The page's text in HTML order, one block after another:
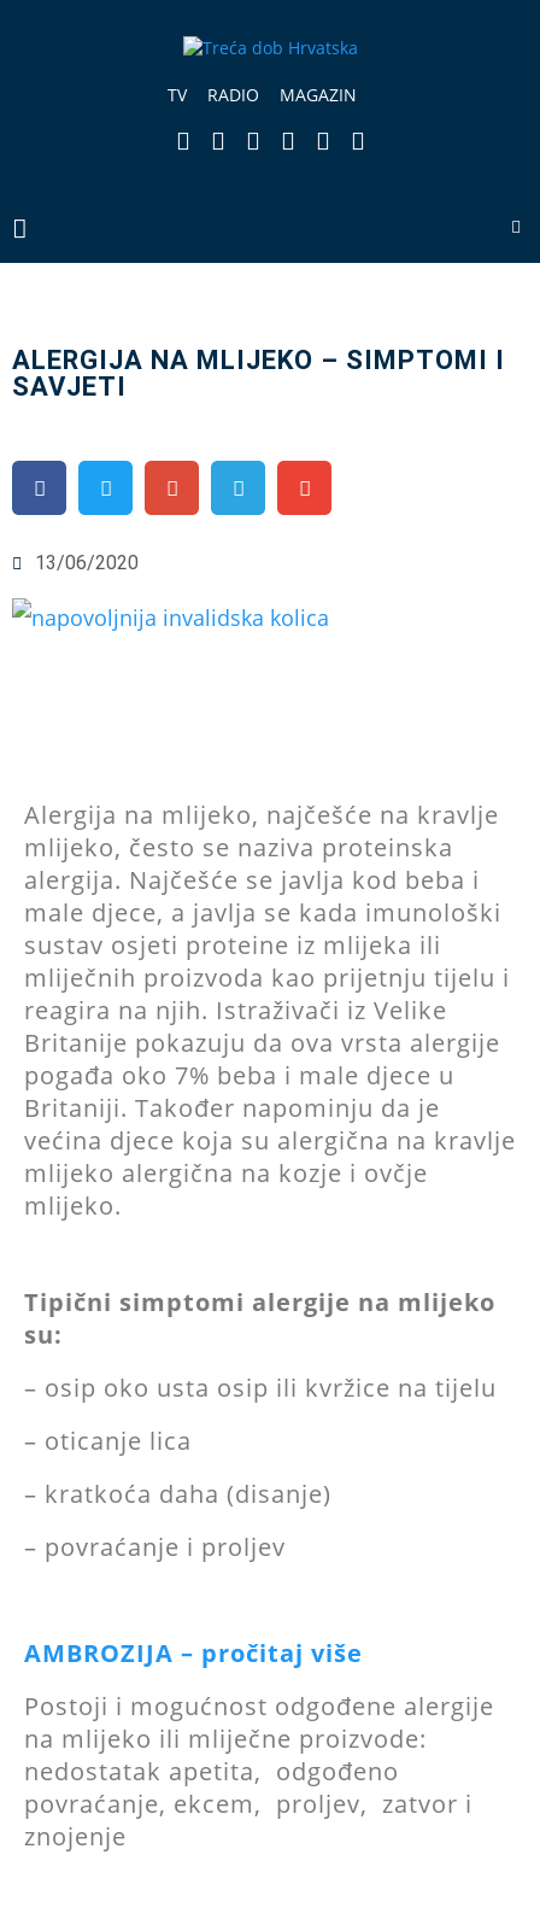
TV RADIO MAGAZIN
ALERGIJA NA MLIJEKO – SIMPTOMI I
SAVJETI
13/06/2020
Alergija na mlijeko, najčešće na kravlje
mlijeko, često se naziva proteinska
alergija. Najčešće se javlja kod beba i
male djece, a javlja se kada imunološki
sustav osjeti proteine ​​iz mlijeka ili
mliječnih proizvoda kao prijetnju tijelu i
reagira na njih. Istraživači iz Velike
Britanije pokazuju da ova vrsta alergije
pogađa oko 7% beba i male djece u
Britaniji. Također napominju da je
većina djece koja su alergična na kravlje
mlijeko alergična na kozje i ovčje
mlijeko.
Tipični simptomi alergije na mlijeko
su:
– osip oko usta osip ili kvržice na tijelu
– oticanje lica
– kratkoća daha (disanje)
– povraćanje i proljev
AMBROZIJA – pročitaj više
Postoji i mogućnost odgođene alergije
na mlijeko ili mliječne proizvode:
nedostatak apetita, odgođeno
povraćanje, ekcem, proljev, zatvor i
znojenje